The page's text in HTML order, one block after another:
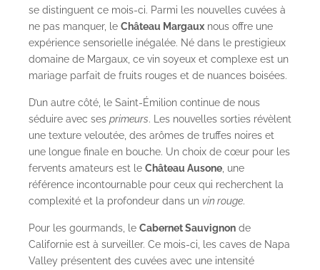
se distinguent ce mois-ci. Parmi les nouvelles cuvées à
ne pas manquer, le Château Margaux nous offre une
expérience sensorielle inégalée. Né dans le prestigieux
domaine de Margaux, ce vin soyeux et complexe est un
mariage parfait de fruits rouges et de nuances boisées.
D’un autre côté, le Saint-Émilion continue de nous
séduire avec ses primeurs. Les nouvelles sorties révèlent
une texture veloutée, des arômes de truffes noires et
une longue finale en bouche. Un choix de cœur pour les
fervents amateurs est le Château Ausone , une
référence incontournable pour ceux qui recherchent la
complexité et la profondeur dans un vin rouge.
Pour les gourmands, le Cabernet Sauvignon de
Californie est à surveiller. Ce mois-ci, les caves de Napa
Valley présentent des cuvées avec une intensité